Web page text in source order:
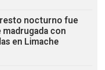
nocturno fue
con
en Limache